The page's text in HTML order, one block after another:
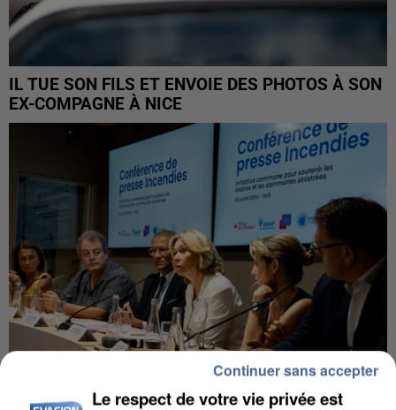
IL TUE SON FILS ET ENVOIE DES PHOTOS À SON
EX-COMPAGNE À NICE
Le respect de votre vie privée est
Continuer sans accepter